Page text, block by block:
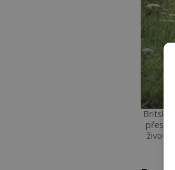
Britský
života